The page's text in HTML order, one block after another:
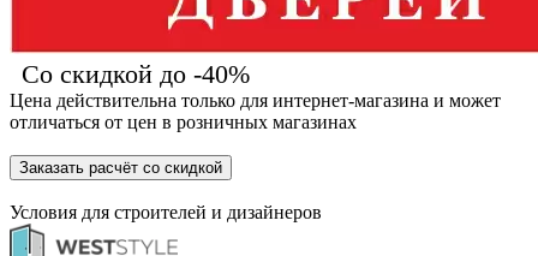
Со скидкой до -40%
Цена действительна только для интернет-магазина и может
отличаться от цен в розничных магазинах
Заказать расчёт со скидкой
Условия для строителей и дизайнеров